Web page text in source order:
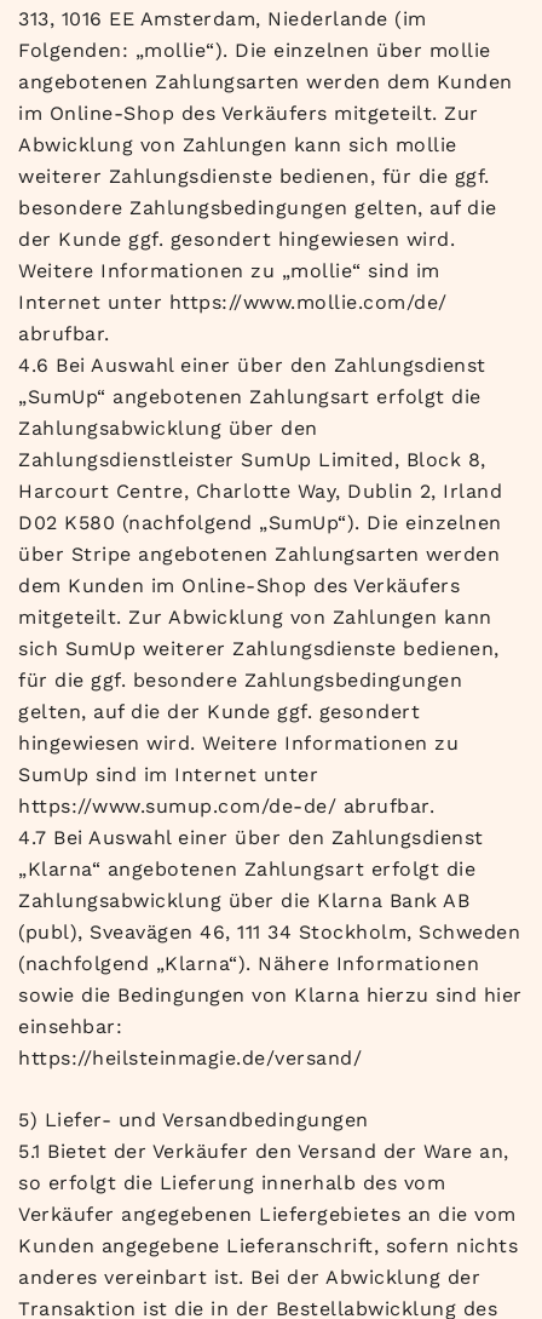
313, 1016 EE Amsterdam, Niederlande (im
Folgenden: „mollie“). Die einzelnen über mollie
angebotenen Zahlungsarten werden dem Kunden
im Online-Shop des Verkäufers mitgeteilt. Zur
Abwicklung von Zahlungen kann sich mollie
weiterer Zahlungsdienste bedienen, für die ggf.
besondere Zahlungsbedingungen gelten, auf die
der Kunde ggf. gesondert hingewiesen wird.
Weitere Informationen zu „mollie“ sind im
Internet unter https://www.mollie.com/de/
abrufbar.
4.6 Bei Auswahl einer über den Zahlungsdienst
„SumUp“ angebotenen Zahlungsart erfolgt die
Zahlungsabwicklung über den
Zahlungsdienstleister SumUp Limited, Block 8,
Harcourt Centre, Charlotte Way, Dublin 2, Irland
D02 K580 (nachfolgend „SumUp“). Die einzelnen
über Stripe angebotenen Zahlungsarten werden
dem Kunden im Online-Shop des Verkäufers
mitgeteilt. Zur Abwicklung von Zahlungen kann
sich SumUp weiterer Zahlungsdienste bedienen,
für die ggf. besondere Zahlungsbedingungen
gelten, auf die der Kunde ggf. gesondert
hingewiesen wird. Weitere Informationen zu
SumUp sind im Internet unter
https://www.sumup.com/de-de/ abrufbar.
4.7 Bei Auswahl einer über den Zahlungsdienst
„Klarna“ angebotenen Zahlungsart erfolgt die
Zahlungsabwicklung über die Klarna Bank AB
(publ), Sveavägen 46, 111 34 Stockholm, Schweden
(nachfolgend „Klarna“). Nähere Informationen
sowie die Bedingungen von Klarna hierzu sind hier
einsehbar:
https://heilsteinmagie.de/versand/
5) Liefer- und Versandbedingungen
5.1 Bietet der Verkäufer den Versand der Ware an,
so erfolgt die Lieferung innerhalb des vom
Verkäufer angegebenen Liefergebietes an die vom
Kunden angegebene Lieferanschrift, sofern nichts
anderes vereinbart ist. Bei der Abwicklung der
Transaktion ist die in der Bestellabwicklung des